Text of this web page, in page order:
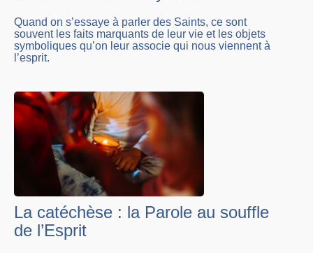
Quand on s’essaye à parler des Saints, ce sont
souvent les faits marquants de leur vie et les objets
symboliques qu’on leur associe qui nous viennent à
l’esprit.
La catéchèse : la Parole au souffle
de l’Esprit